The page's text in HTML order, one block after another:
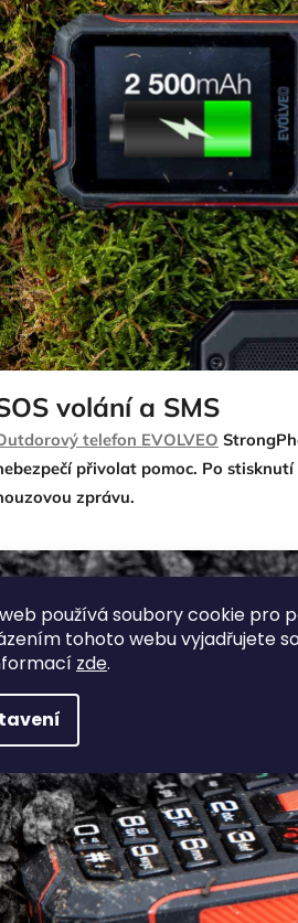
používá soubory cookie pro
tohoto webu vyjadřujete
zde.
volání a SMS
telefon EVOLVEO
přivolat pomoc. Po
zprávu.